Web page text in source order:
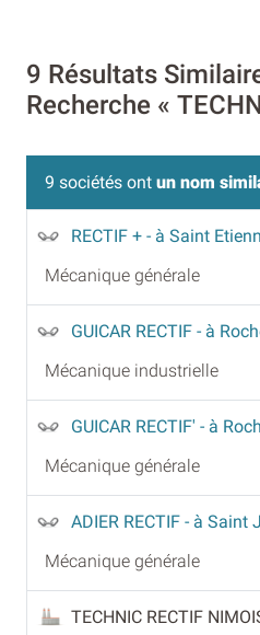
9 Résultats
Recherche «
9 sociétés ont un nom
RECTIF + - à Saint
Mécanique générale
GUICAR RECTIF - à
Mécanique industrielle
GUICAR RECTIF' - à
Mécanique générale
ADIER RECTIF - à Saint
Mécanique générale
TECHNIC RECTIF